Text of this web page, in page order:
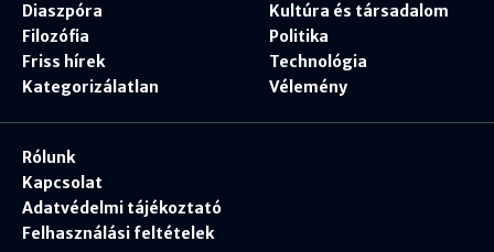
Diaszpóra
Filozófia
Friss hírek
Kategorizálatlan
Kultúra és társadalom
Politika
Technológia
Vélemény
Rólunk
Kapcsolat
Adatvédelmi tájékoztató
Felhasználási feltételek